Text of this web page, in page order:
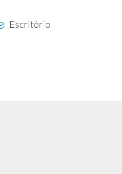
Escritório